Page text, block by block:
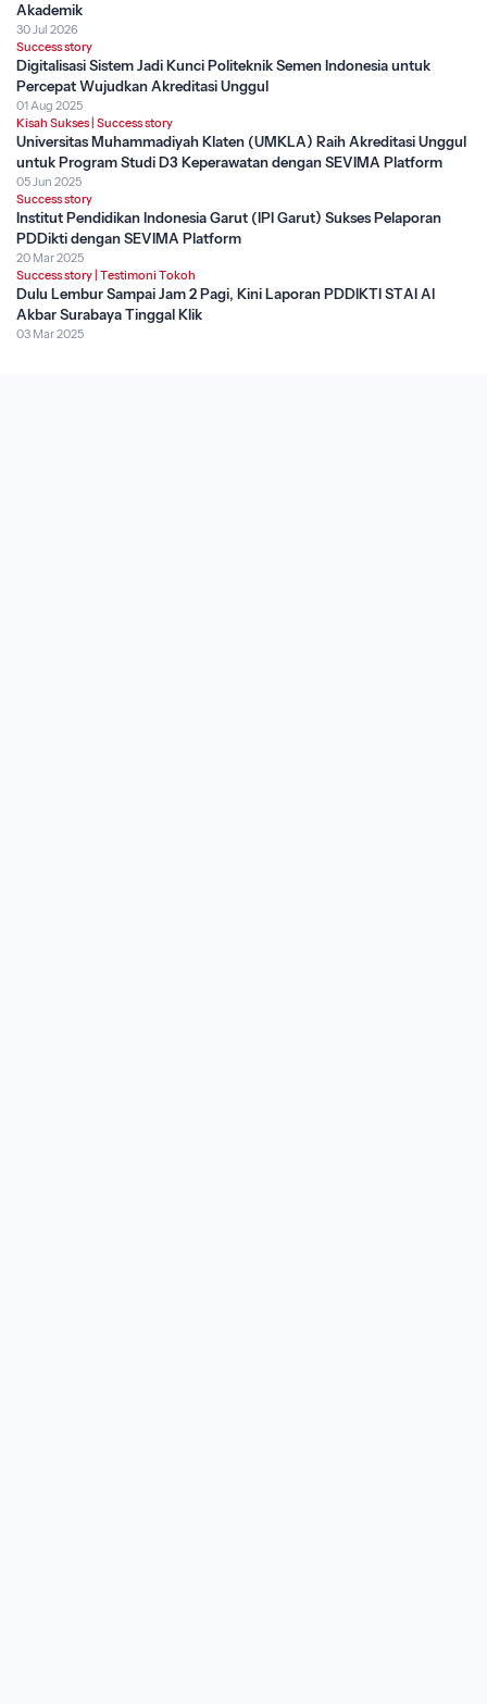
Akademik
30 Jul 2026
Success story
Digitalisasi Sistem Jadi Kunci Politeknik Semen Indonesia untuk
Percepat Wujudkan Akreditasi Unggul
01 Aug 2025
Kisah Sukses Success story
Universitas Muhammadiyah Klaten (UMKLA) Raih Akreditasi Unggul
untuk Program Studi D3 Keperawatan dengan SEVIMA Platform
05 Jun 2025
Success story
Institut Pendidikan Indonesia Garut (IPI Garut) Sukses Pelaporan
PDDikti dengan SEVIMA Platform
20 Mar 2025
Success story Testimoni Tokoh
Dulu Lembur Sampai Jam 2 Pagi, Kini Laporan PDDIKTI STAI Al
Akbar Surabaya Tinggal Klik
03 Mar 2025